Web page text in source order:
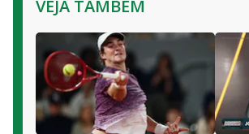
VEJA TAMBÉM